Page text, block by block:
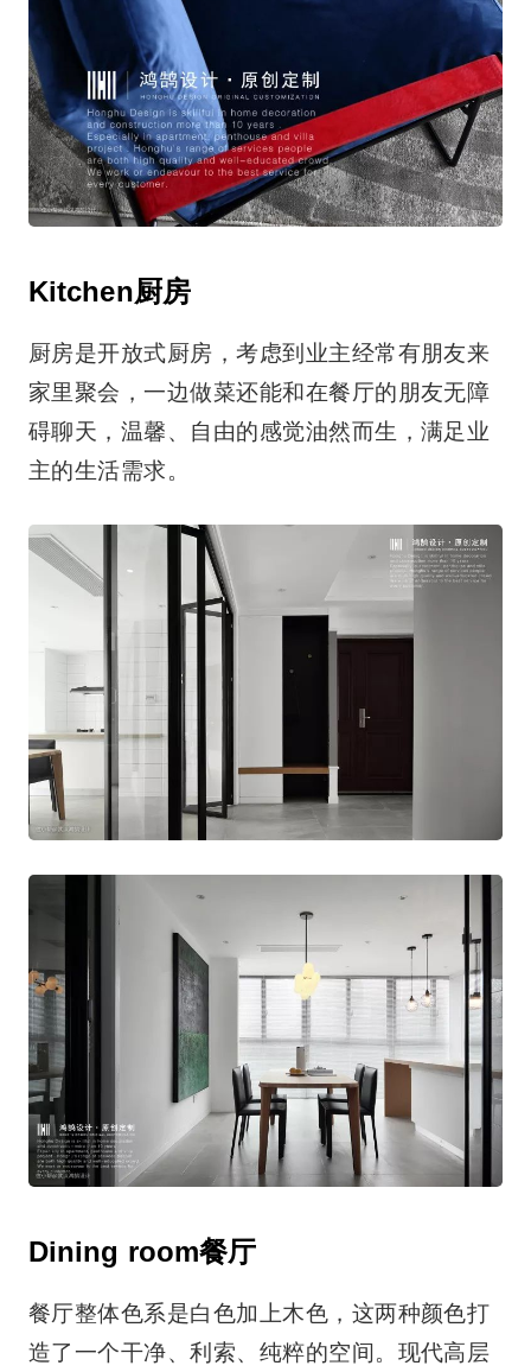
Kitchen厨房
厨房是开放式厨房，考虑到业主经常有朋友来
家里聚会，一边做菜还能和在餐厅的朋友无障
碍聊天，温馨、自由的感觉油然而生，满足业
主的生活需求。
Dining room餐厅
餐厅整体色系是白色加上木色，这两种颜色打
造了一个干净、利索、纯粹的空间。现代高层